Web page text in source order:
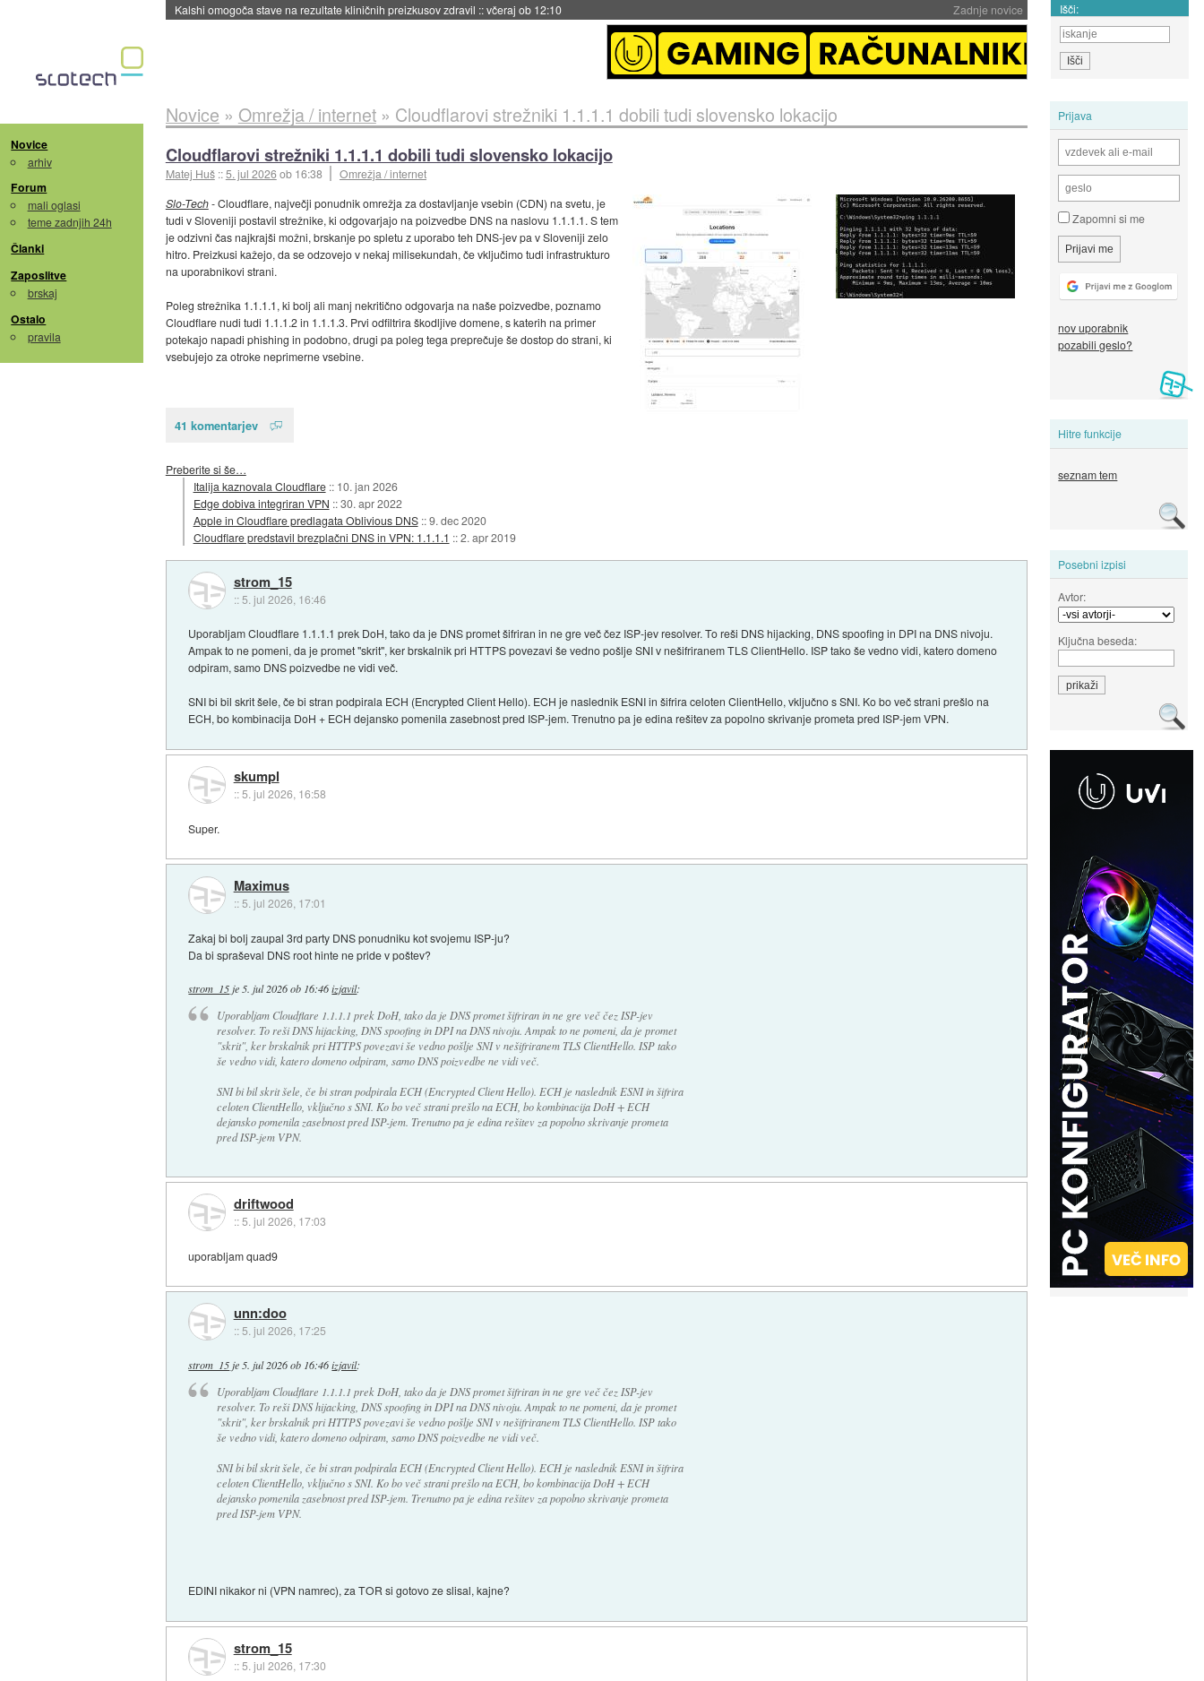
Zadnje novice
Sandisk že prodal več kot polovico SSD-jev za naslednji dve leti::včeraj ob 11:37 Išči:
Novice
arhiv
Forum
mali oglasi
teme zadnjih 24h
Članki
Zaposlitve
brskaj
Ostalo
pravila
Prijava
Zapomni si me
nov uporabnik
pozabili geslo?
Hitre funkcije
seznam tem
Posebni izpisi
Avtor:
Ključna beseda:
Novice » Omrežja / internet» Cloudflarovi strežniki 1.1.1.1 dobili tudi slovensko lokacijo
Cloudflarovi strežniki 1.1.1.1 dobili tudi slovensko lokacijo
Matej Huš ::5. jul 2026ob 16:38
Omrežja / internet
Slo-Tech- Cloudflare, največji ponudnik omrežja za dostavljanje vsebin (CDN) na svetu, je
tudi v Sloveniji postavil strežnike, ki odgovarjajo na poizvedbe DNS na naslovu 1.1.1.1. S tem
je odzivni čas najkrajši možni, brskanje po spletu z uporabo teh DNS-jev pa v Sloveniji zelo
hitro. Preizkusi kažejo, da se odzovejo v nekaj milisekundah, če vključimo tudi infrastrukturo
na uporabnikovi strani.
Poleg strežnika 1.1.1.1, ki bolj ali manj nekritično odgovarja na naše poizvedbe, poznamo
Cloudflare nudi tudi 1.1.1.2 in 1.1.1.3. Prvi odfiltrira škodljive domene, s katerih na primer
potekajo napadi phishing in podobno, drugi pa poleg tega preprečuje še dostop do strani, ki
vsebujejo za otroke neprimerne vsebine.
41 komentarjev
Preberite si še…
Italija kaznovala Cloudflare :: 10. jan 2026
Edge dobiva integriran VPN ::30. apr 2022
Apple in Cloudflare predlagata Oblivious DNS ::9. dec 2020
Cloudflare predstavil brezplačni DNS in VPN: 1.1.1.1 ::2. apr 2019
strom_15
:: 5. jul 2026, 16:46
Uporabljam Cloudflare 1.1.1.1 prek DoH, tako da je DNS promet šifriran in ne gre več čez ISP-jev resolver. To reši DNS hijacking, DNS spoofing in DPI na DNS nivoju.
Ampak to ne pomeni, da je promet "skrit", ker brskalnik pri HTTPS povezavi še vedno pošlje SNI v nešifriranem TLS ClientHello. ISP tako še vedno vidi, katero domeno
odpiram, samo DNS poizvedbe ne vidi več.
SNI bi bil skrit šele, če bi stran podpirala ECH (Encrypted Client Hello). ECH je naslednik ESNI in šifrira celoten ClientHello, vključno s SNI. Ko bo več strani prešlo na
ECH, bo kombinacija DoH + ECH dejansko pomenila zasebnost pred ISP-jem. Trenutno pa je edina rešitev za popolno skrivanje prometa pred ISP-jem VPN.
skumpl
::5. jul 2026, 16:58
Super.
Maximus
:: 5. jul 2026, 17:01
Zakaj bi bolj zaupal 3rd party DNS ponudniku kot svojemu ISP-ju?
Da bi spraševal DNS root hinte ne pride v poštev?
strom_15 je 5. jul 2026 ob 16:46 izjavil:
Uporabljam Cloudflare 1.1.1.1 prek DoH, tako da je DNS promet šifriran in ne gre več čez ISP-jev
resolver. To reši DNS hijacking, DNS spoofing in DPI na DNS nivoju. Ampak to ne pomeni, da je promet
"skrit", ker brskalnik pri HTTPS povezavi še vedno pošlje SNI v nešifriranem TLS ClientHello. ISP tako
še vedno vidi, katero domeno odpiram, samo DNS poizvedbe ne vidi več.
SNI bi bil skrit šele, če bi stran podpirala ECH (Encrypted Client Hello). ECH je naslednik ESNI in šifrira
celoten ClientHello, vključno s SNI. Ko bo več strani prešlo na ECH, bo kombinacija DoH + ECH
dejansko pomenila zasebnost pred ISP-jem. Trenutno pa je edina rešitev za popolno skrivanje prometa
pred ISP-jem VPN.
driftwood
::5. jul 2026, 17:03
uporabljam quad9
unn:doo
:: 5. jul 2026, 17:25
strom_15 je 5. jul 2026 ob 16:46 izjavil:
Uporabljam Cloudflare 1.1.1.1 prek DoH, tako da je DNS promet šifriran in ne gre več čez ISP-jev
resolver. To reši DNS hijacking, DNS spoofing in DPI na DNS nivoju. Ampak to ne pomeni, da je promet
"skrit", ker brskalnik pri HTTPS povezavi še vedno pošlje SNI v nešifriranem TLS ClientHello. ISP tako
še vedno vidi, katero domeno odpiram, samo DNS poizvedbe ne vidi več.
SNI bi bil skrit šele, če bi stran podpirala ECH (Encrypted Client Hello). ECH je naslednik ESNI in šifrira
celoten ClientHello, vključno s SNI. Ko bo več strani prešlo na ECH, bo kombinacija DoH + ECH
dejansko pomenila zasebnost pred ISP-jem. Trenutno pa je edina rešitev za popolno skrivanje prometa
pred ISP-jem VPN.
EDINI nikakor ni (VPN namrec), za TOR si gotovo ze slisal, kajne?
strom_15
::5. jul 2026, 17:30